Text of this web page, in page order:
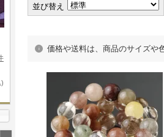
並び替え
価格や送料は、商品のサイズや